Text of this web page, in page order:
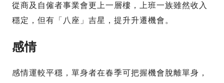
從商及自僱者事業會更上一層樓，上班一族雖然收入
穩定，但有「八座」吉星，提升升遷機會。
感情
感情運較平穩，單身者在春季可把握機會脫離單身，